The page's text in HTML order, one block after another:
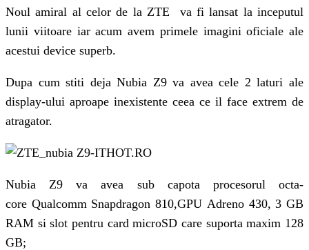
Noul amiral al celor de la ZTE va fi lansat la inceputul
lunii viitoare iar acum avem primele imagini oficiale ale
acestui device superb.
Dupa cum stiti deja Nubia Z9 va avea cele 2 laturi ale
display-ului aproape inexistente ceea ce il face extrem de
atragator.
Nubia Z9 va avea sub capota procesorul octa-
core Qualcomm Snapdragon 810,GPU Adreno 430, 3 GB
RAM si slot pentru card microSD care suporta maxim 128
GB;